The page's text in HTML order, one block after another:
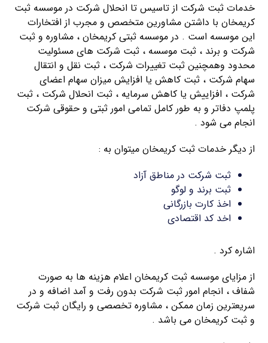
خدمات ثبت شرکت از تاسیس تا انحلال شرکت در موسسه ثبت
کریمخان با داشتن مشاورین متخصص و مجرب از افتخارات
این موسسه است . در موسسه ثبتی کریمخان ، مشاوره و ثبت
شرکت و برند ، ثبت موسسه ، ثبت شرکت های مسئولیت
محدود وهمچنین ثبت تغییرات شرکت ، ثبت نقل و انتقال
سهام شرکت ، ثبت کاهش یا افزایش میزان سهام اعضای
شرکت ، افزاییش یا کاهش سرمایه ، ثبت انحلال شرکت ، ثبت
پلمپ دفاتر و به طور کامل تمامی امور ثبتی و حقوقی شرکت
انجام می شود .
از دیگر خدمات ثبت کریمخان میتوان به :
ثبت شرکت در مناطق آزاد
ثبت برند و لوگو
اخذ کارت بازرگانی
اخد کد اقتصادی
اشاره کرد .
از مزایای موسسه ثبت کریمخان اعلام هزینه ها به صورت
شفاف ، انجام امور ثبت شرکت بدون رفت و آمد اضافه و در
سریعترین زمان ممکن ، مشاوره تخصصی و رایگان ثبت شرکت
و ثبت کریمخان می باشد .